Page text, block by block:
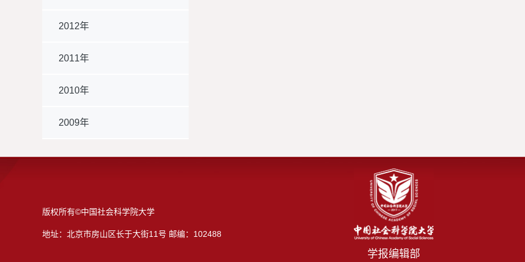
2012年
2011年
2010年
2009年
版权所有©中国社会科学院大学
地址：北京市房山区长于大街11号 邮编：102488
学报编辑部